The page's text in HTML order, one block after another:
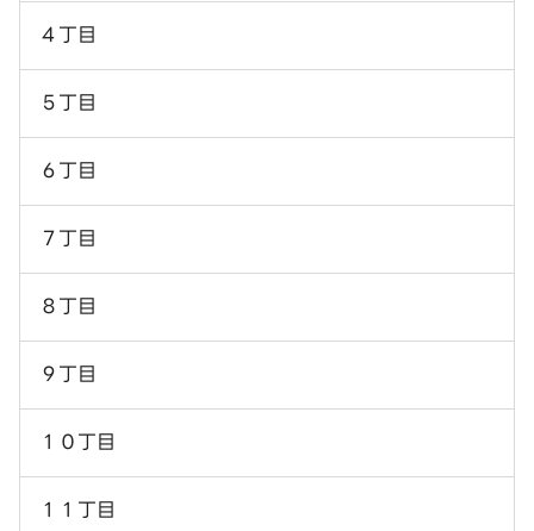
４丁目
５丁目
６丁目
７丁目
８丁目
９丁目
１０丁目
１１丁目